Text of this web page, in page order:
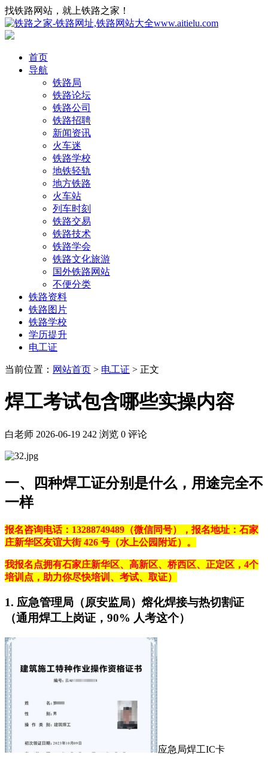
找铁路网站，就上铁路之家！
首页
导航
铁路局
铁路论坛
铁路公司
铁路招聘
新闻资讯
火车迷
铁路学校
地铁轻轨
地方铁路
火车站
列车时刻
铁路交易
铁路技术
铁路学会
铁路文化旅游
国外铁路网站
不便分类
铁路资料
铁路图片
铁路学校
学历提升
电工证
当前位置： 网站首页 > 电工证 > 正文
焊工考试包含哪些实操内容
白老师 2026-06-19 242 浏览 0 评论
一、四种焊工证分别是什么，用途完全不
一样
报名咨询电话：13288749489（微信同号），报名地址：石家
庄新华区友谊大街 426 号（水上公园附近）。
我报名点拥有石家庄新华区、高新区、桥西区、正定区，4个
培训点，助力你尽快培训、考试、取证）
1. 应急管理局（原安监局）熔化焊接与热切割证
（通用焊工上岗证，90% 人考这个）
应急局焊工IC卡